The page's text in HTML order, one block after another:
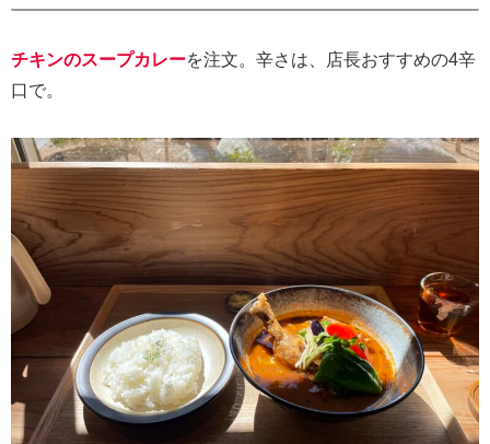
チキンのスープカレーを注文。辛さは、店長おすすめの4辛
口で。